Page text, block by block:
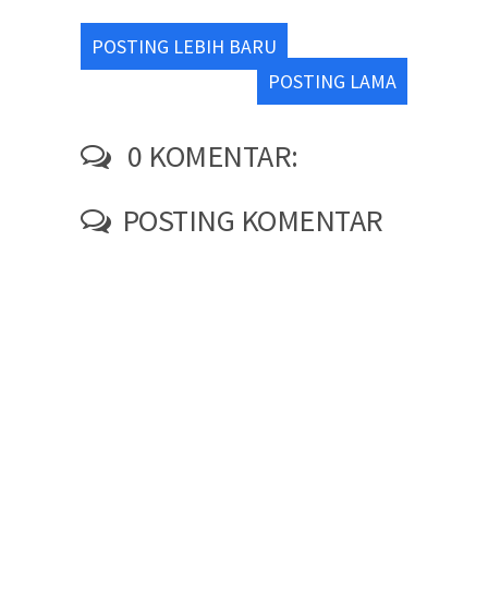
POSTING LEBIH BARU
POSTING LAMA
0 KOMENTAR:
POSTING KOMENTAR